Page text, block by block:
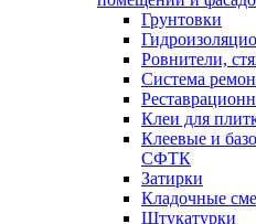
Грунтовки
Ровнители,
Cистема
Клеи для
Клеевые и
СФТК
Затирки
Кладочные
Штукатурки